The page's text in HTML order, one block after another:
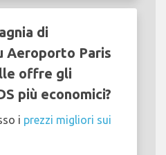
di
Aeroporto Paris
offre gli
più economici?
i prezzi migliori sui